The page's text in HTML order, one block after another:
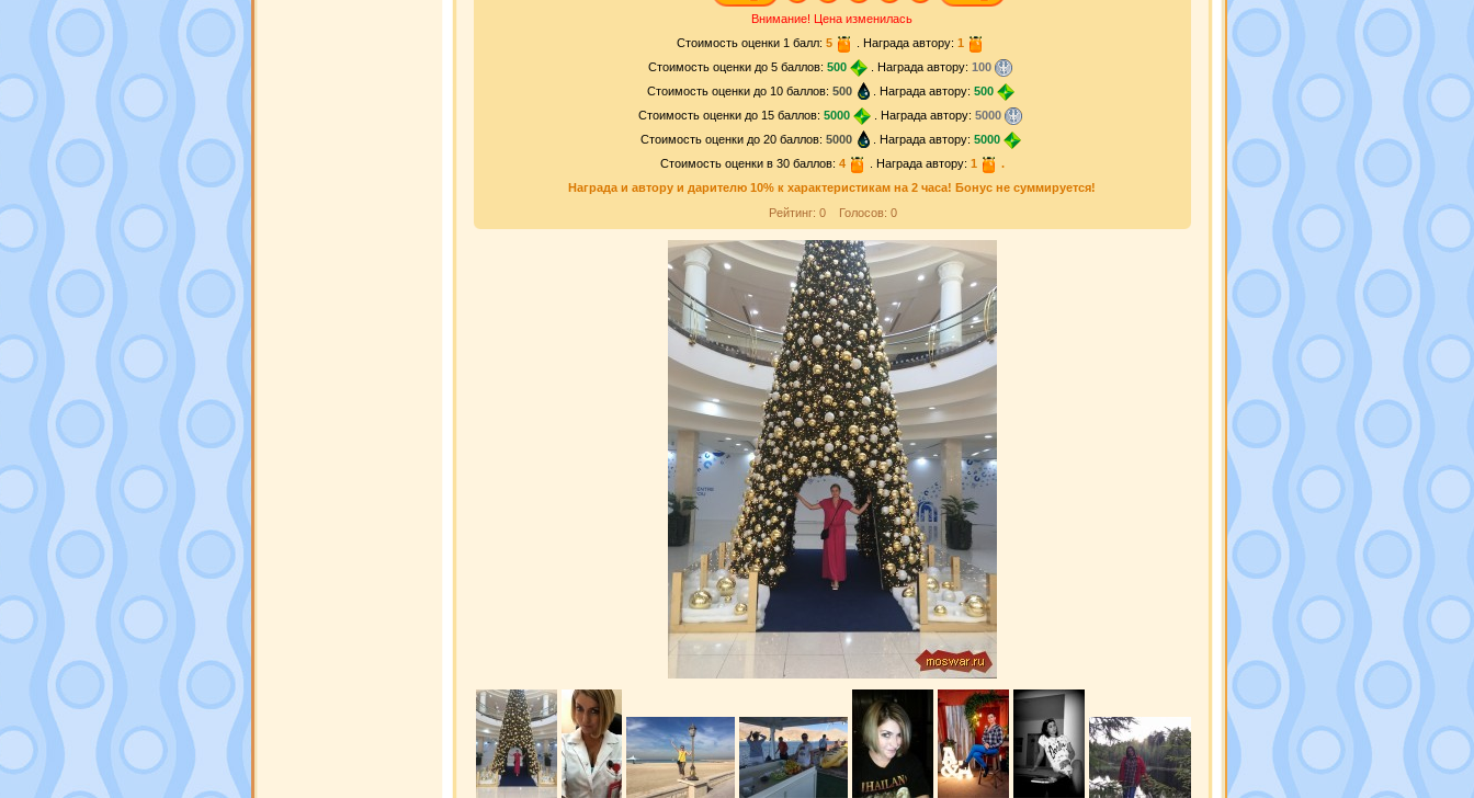
Внимание! Цена изменилась
Стоимость оценки 1 балл: 5 . Награда автору: 1
Стоимость оценки до 5 баллов: 500 . Награда автору: 100
Стоимость оценки до 10 баллов: 500 . Награда автору: 500
Стоимость оценки до 15 баллов: 5000 . Награда автору: 5000
Стоимость оценки до 20 баллов: 5000 . Награда автору: 5000
Стоимость оценки в 30 баллов: 4 . Награда автору: 1
.
Награда и автору и дарителю 10% к характеристикам на 2 часа! Бонус не суммируется!
Рейтинг: 0Голосов: 0